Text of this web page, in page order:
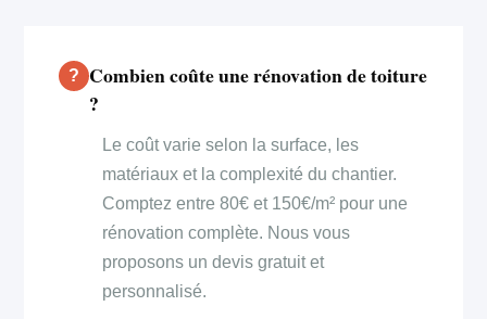
Combien coûte une rénovation de toiture
?
Le coût varie selon la surface, les
matériaux et la complexité du chantier.
Comptez entre 80€ et 150€/m² pour une
rénovation complète. Nous vous
proposons un devis gratuit et
personnalisé.